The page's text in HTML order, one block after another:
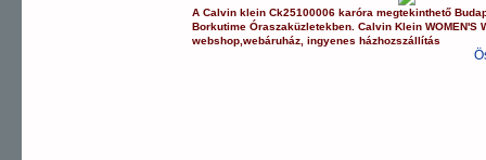
ACalvin klein Ck25100006 karóra megtekinthető
Borkutime Óraszaküzletekben.Calvin Klein WOMEN'S
webshop ,webáruház ,ingyenes házhozszállítás